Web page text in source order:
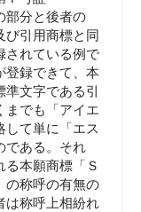
部分と後者の
び引用商標と同
されている例で
登録できて、本
準文字である引
までも「アイエ
して単に「エス
である。それ
本願商標「Ｓ
の称呼の有無の
は称呼上相紛れ